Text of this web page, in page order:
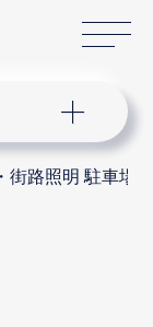
街路照明 駐車場